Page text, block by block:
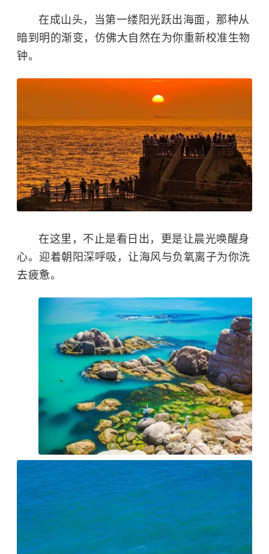
在成山头 ，当第一缕阳光跃出海面，那种从
暗到明的渐变，仿佛大自然在为你重新校准生物
钟。
在这里，不止是看日出，更是让晨光唤醒身
心。迎着朝阳深呼吸，让海风与负氧离子为你洗
去疲惫。